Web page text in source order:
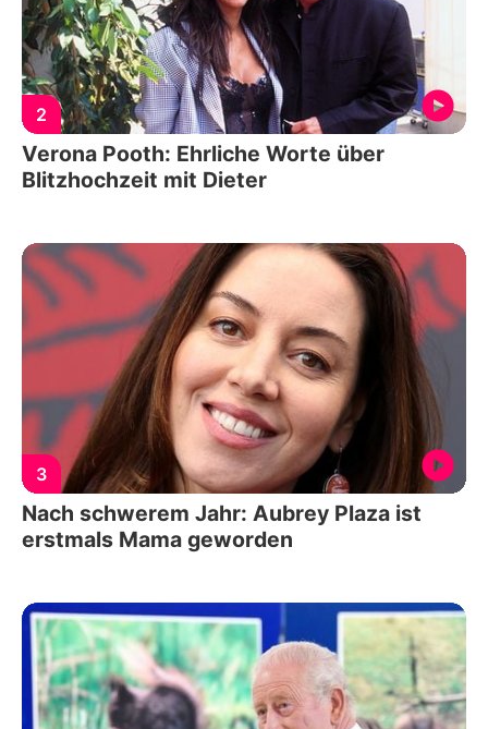
2
Verona Pooth: Ehrliche Worte über
Blitzhochzeit mit Dieter
3
Nach schwerem Jahr: Aubrey Plaza ist
erstmals Mama geworden